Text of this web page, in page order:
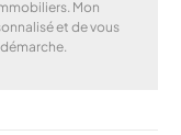
Mon
et de vous